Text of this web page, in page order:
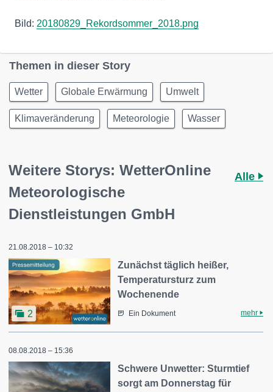
Bild: 20180829_Rekordsommer_2018.png
Themen in dieser Story
Wetter Globale Erwärmung Umwelt
Klimaveränderung Meteorologie Wasser
Weitere Storys: WetterOnline
Meteorologische
Dienstleistungen GmbH
Alle
21.08.2018 – 10:32
2
Zunächst täglich heißer,
Temperatursturz zum
Wochenende
Ein Dokument mehr
08.08.2018 – 15:36
Schwere Unwetter: Sturmtief
sorgt am Donnerstag für